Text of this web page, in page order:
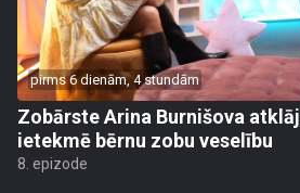
pirms 6 dienām, 4 stundām
Zobārste Arina Burnišova
ietekmē bērnu zobu veselību
8. epizode